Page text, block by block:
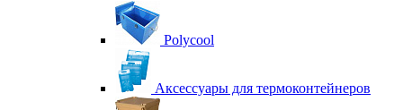
Polycool
Аксессуары для термоконтейнеров